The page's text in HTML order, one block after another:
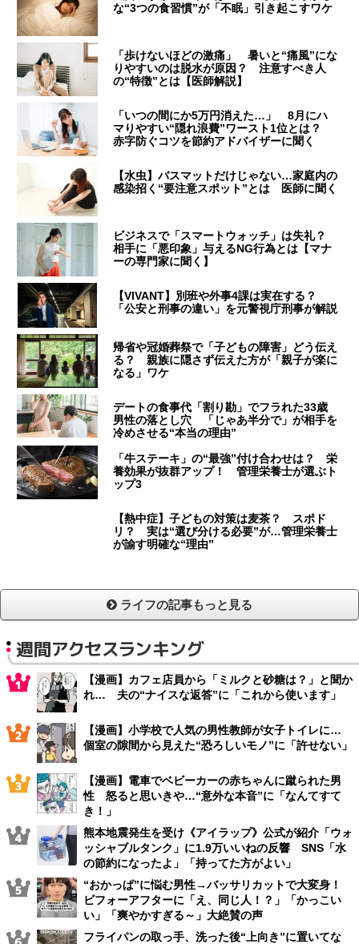
な“3つの食習慣”が「不眠」引き起こすワケ
「歩けないほどの激痛」 暑いと“痛風”にな
りやすいのは脱水が原因？ 注意すべき人
の“特徴”とは【医師解説】
「いつの間にか5万円消えた…」 8月にハ
マりやすい“隠れ浪費”ワースト1位とは？
赤字防ぐコツを節約アドバイザーに聞く
【水虫】バスマットだけじゃない…家庭内の
感染招く“要注意スポット”とは 医師に聞く
ビジネスで「スマートウォッチ」は失礼？
相手に「悪印象」与えるNG行為とは【マナ
ーの専門家に聞く】
【VIVANT】別班や外事4課は実在する？
「公安と刑事の違い」を元警視庁刑事が解説
帰省や冠婚葬祭で「子どもの障害」どう伝え
る？ 親族に隠さず伝えた方が「親子が楽に
なる」ワケ
デートの食事代「割り勘」でフラれた33歳
男性の落とし穴 「じゃあ半分で」が相手を
冷めさせる“本当の理由”
「牛ステーキ」の“最強”付け合わせは？ 栄
養効果が抜群アップ！ 管理栄養士が選ぶト
ップ3
【熱中症】子どもの対策は麦茶？ スポド
リ？ 実は“選び分ける必要”が…管理栄養士
が諭す明確な“理由”
ライフの記事もっと見る
週間アクセスランキング
【漫画】カフェ店員から「ミルクと砂糖は？」と聞か
れ… 夫の“ナイスな返答”に「これから使います」
【漫画】小学校で人気の男性教師が女子トイレに…
個室の隙間から見えた“恐ろしいモノ”に「許せない」
【漫画】電車でベビーカーの赤ちゃんに蹴られた男
性 怒ると思いきや…“意外な本音”に「なんてすて
き！」
熊本地震発生を受け《アイラップ》公式が紹介「ウォ
ッシャブルタンク」に1.9万いいねの反響 SNS「水
の節約になったよ」「持ってた方がよい」
“おかっぱ”に悩む男性→バッサリカットで大変身！
ビフォーアフターに「え、同じ人！？」「かっこい
い」「爽やかすぎる～」大絶賛の声
フライパンの取っ手、洗った後“上向き”に置いてな